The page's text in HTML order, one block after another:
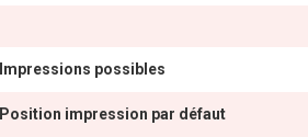
Impressions possibles
Position impression par défaut